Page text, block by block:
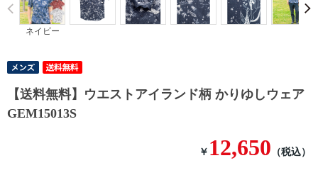
ネイビー
【送料無料】ウエストアイランド柄 かりゆしウェア
GEM15013S
￥ 12,650 （税込）